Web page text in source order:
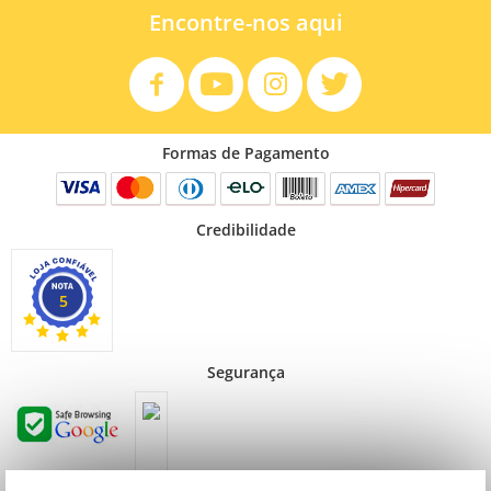
Encontre-nos aqui
Formas de Pagamento
Credibilidade
5
Segurança